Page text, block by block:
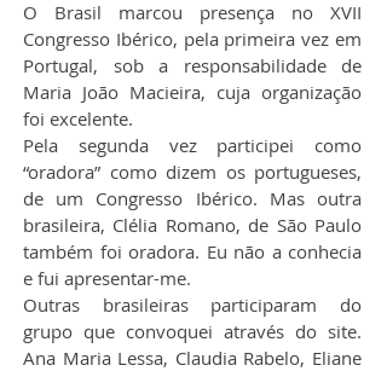
O Brasil marcou presença no XVII
Congresso Ibérico, pela primeira vez em
Portugal, sob a responsabilidade de
Maria João Macieira, cuja organização
foi excelente.
Pela segunda vez participei como
“oradora” como dizem os portugueses,
de um Congresso Ibérico. Mas outra
brasileira, Clélia Romano, de São Paulo
também foi oradora. Eu não a conhecia
e fui apresentar-me.
Outras brasileiras participaram do
grupo que convoquei através do site.
Ana Maria Lessa, Claudia Rabelo, Eliane